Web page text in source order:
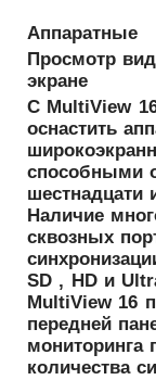
Аппаратные
Просмотр
экране
С MultiView
оснастить
способными
шестнадцати
Наличие
сквозных
SD , HD и
MultiView 16
передней
мониторинга
количества